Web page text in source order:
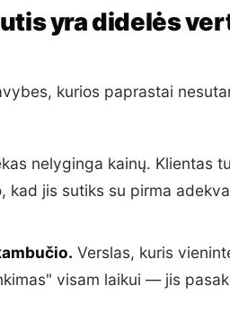
yra didelės
kurios paprastai
nelyginga kainų. Klientas
kad jis sutiks su pirma
Verslas, kuris
visam laikui — jis